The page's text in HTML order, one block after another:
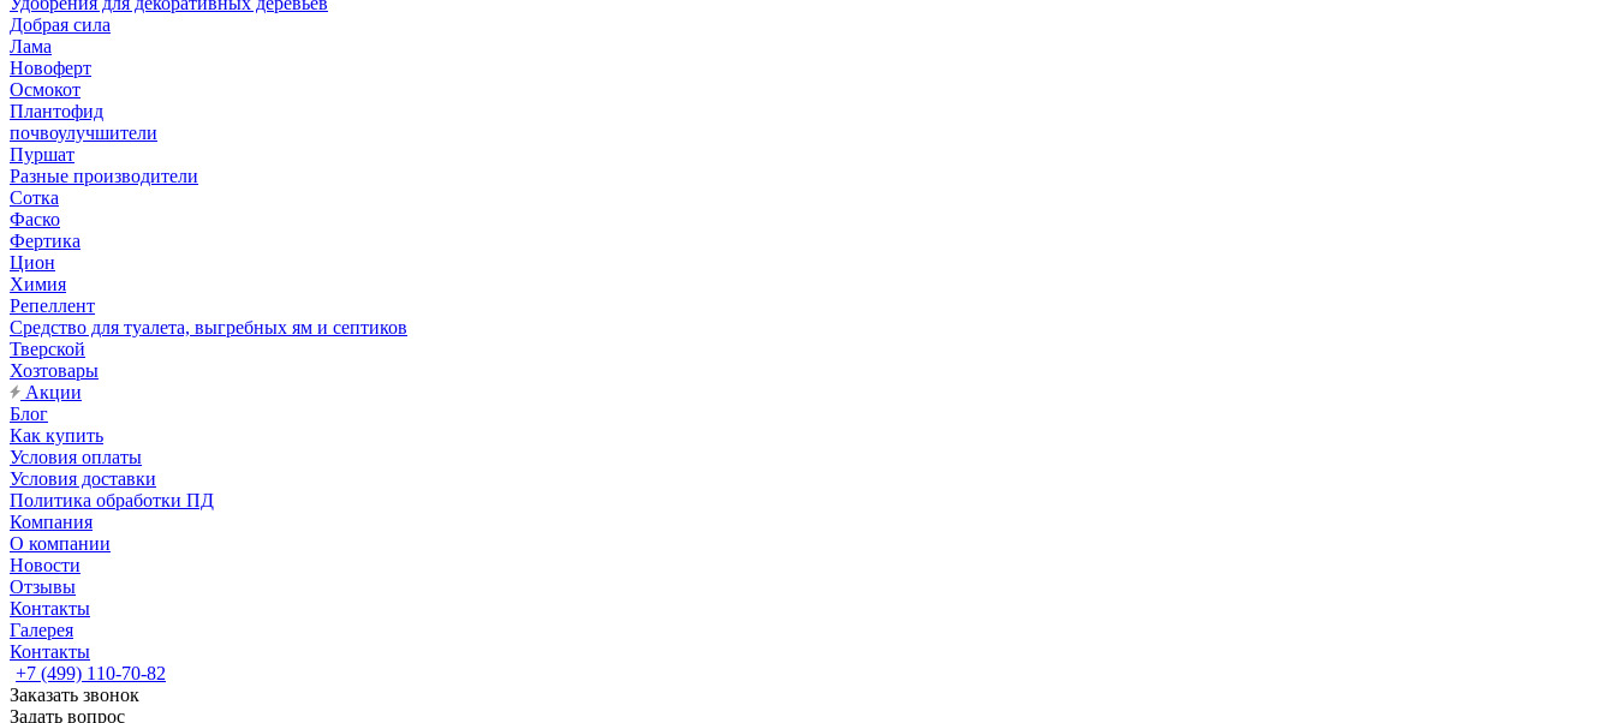
Добрая сила
Лама
Новоферт
Осмокот
Плантофид
почвоулучшители
Пуршат
Разные производители
Сотка
Фаско
Фертика
Цион
Химия
Репеллент
Средство для туалета, выгребных ям и септиков
Тверской
Хозтовары
Акции
Блог
Как купить
Условия оплаты
Условия доставки
Политика обработки ПД
Компания
О компании
Новости
Отзывы
Контакты
Галерея
Контакты
+7 (499) 110-70-82
Заказать звонок
Задать вопрос